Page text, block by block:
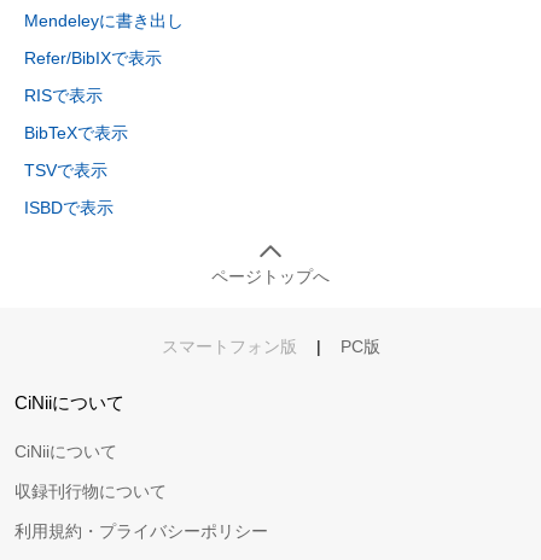
Mendeleyに書き出し
Refer/BibIXで表示
RISで表示
BibTeXで表示
TSVで表示
ISBDで表示
ページトップへ
スマートフォン版 | PC版
CiNiiについて
CiNiiについて
収録刊行物について
利用規約・プライバシーポリシー